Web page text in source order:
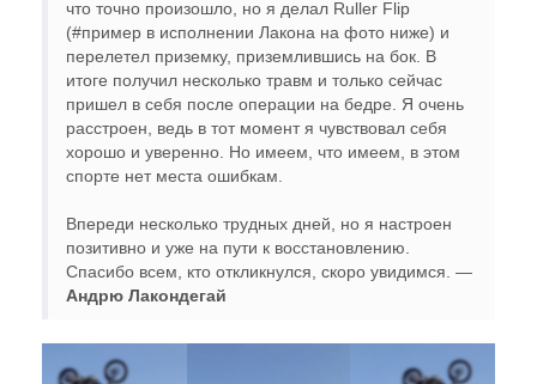
что точно произошло, но я делал Ruller Flip
(#пример в исполнении Лакона на фото ниже) и
перелетел приземку, приземлившись на бок. В
итоге получил несколько травм и только сейчас
пришел в себя после операции на бедре. Я очень
расстроен, ведь в тот момент я чувствовал себя
хорошо и уверенно. Но имеем, что имеем, в этом
спорте нет места ошибкам.
Впереди несколько трудных дней, но я настроен
позитивно и уже на пути к восстановлению.
Спасибо всем, кто откликнулся, скоро увидимся. —
Андрю Лакондегай